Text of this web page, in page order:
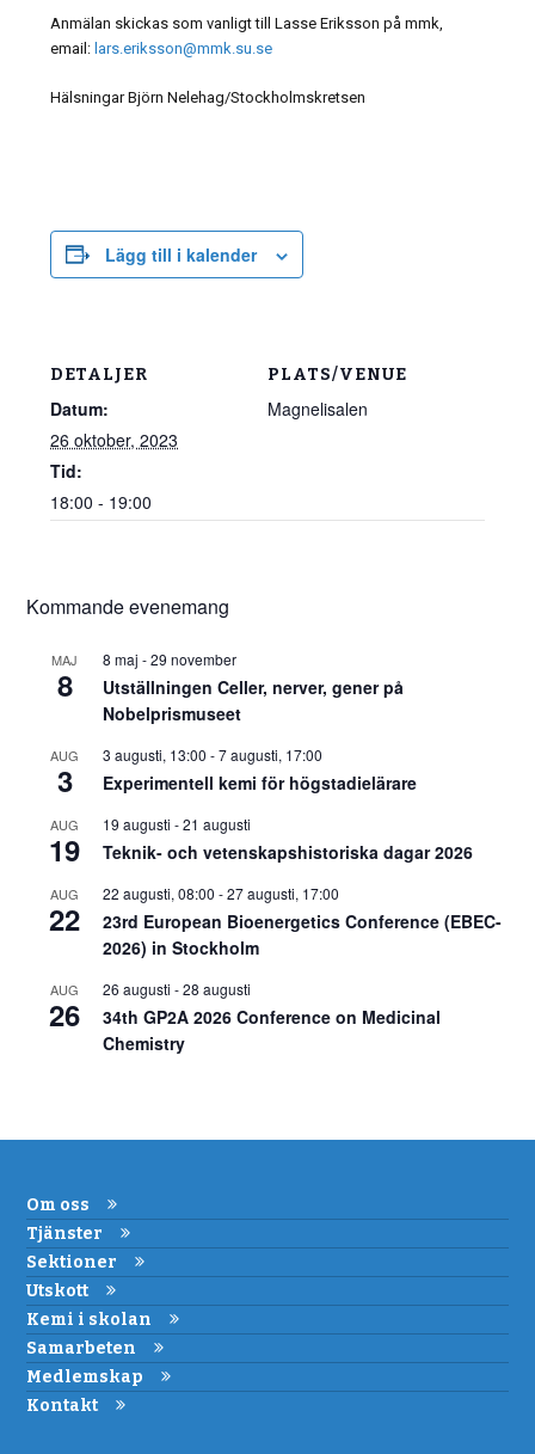
Anmälan skickas som vanligt till Lasse Eriksson på mmk,
email:lars.eriksson@mmk.su.se
Hälsningar Björn Nelehag/Stockholmskretsen
Lägg till i kalender
DETALJER
Datum:
26 oktober, 2023
Tid:
18:00 - 19:00
PLATS/VENUE
Magnelisalen
Kommande evenemang
MAJ
8
8 maj -29 november
Utställningen Celler, nerver, gener på
Nobelprismuseet
AUG
3
3 augusti, 13:00 -7 augusti, 17:00
Experimentell kemi för högstadielärare
AUG
19
19 augusti -21 augusti
Teknik- och vetenskapshistoriska dagar 2026
AUG
22
22 augusti, 08:00 -27 augusti, 17:00
23rd European Bioenergetics Conference (EBEC-
2026) in Stockholm
AUG
26
26 augusti -28 augusti
34th GP2A 2026 Conference on Medicinal
Chemistry
Om oss
Tjänster
Sektioner
Utskott
Kemi i skolan
Samarbeten
Medlemskap
Kontakt